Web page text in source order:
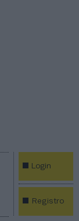
Login
Registro